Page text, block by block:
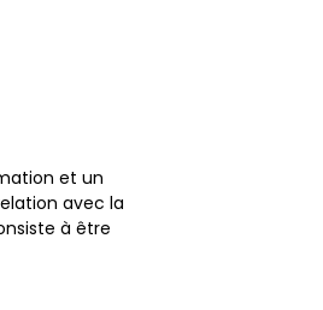
et un
avec la
à être